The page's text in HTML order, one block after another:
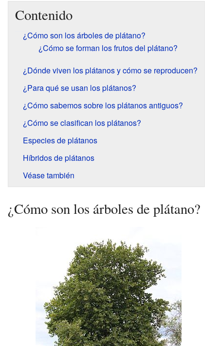
Contenido
¿Cómo son los árboles de plátano?
¿Cómo se forman los frutos del plátano?
¿Dónde viven los plátanos y cómo se reproducen?
¿Para qué se usan los plátanos?
¿Cómo sabemos sobre los plátanos antiguos?
¿Cómo se clasifican los plátanos?
Especies de plátanos
Híbridos de plátanos
Véase también
¿Cómo son los árboles de plátano?